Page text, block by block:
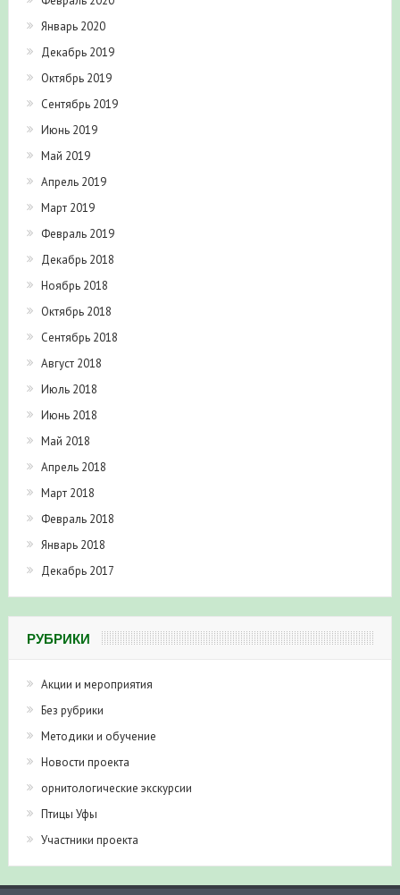
Январь 2020
Декабрь 2019
Октябрь 2019
Сентябрь 2019
Июнь 2019
Май 2019
Апрель 2019
Март 2019
Февраль 2019
Декабрь 2018
Ноябрь 2018
Октябрь 2018
Сентябрь 2018
Август 2018
Июль 2018
Июнь 2018
Май 2018
Апрель 2018
Март 2018
Февраль 2018
Январь 2018
Декабрь 2017
РУБРИКИ
Без рубрики
Методики и обучение
Новости проекта
орнитологические экскурсии
Птицы Уфы
Участники проекта